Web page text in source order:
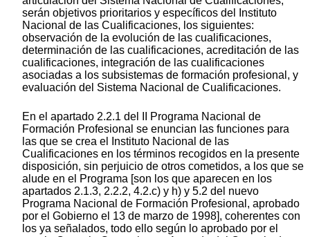
serán objetivos prioritarios y específicos del Instituto
Nacional de las Cualificaciones, los siguientes:
observación de la evolución de las cualificaciones,
determinación de las cualificaciones, acreditación de las
cualificaciones, integración de las cualificaciones
asociadas a los subsistemas de formación profesional, y
evaluación del Sistema Nacional de Cualificaciones.
En el apartado 2.2.1 del II Programa Nacional de
Formación Profesional se enuncian las funciones para
las que se crea el Instituto Nacional de las
Cualificaciones en los términos recogidos en la presente
disposición, sin perjuicio de otros cometidos, a los que se
alude en el Programa [son los que aparecen en los
apartados 2.1.3, 2.2.2, 4.2.c) y h) y 5.2 del nuevo
Programa Nacional de Formación Profesional, aprobado
por el Gobierno el 13 de marzo de 1998], coherentes con
los ya señalados, todo ello según lo aprobado por el